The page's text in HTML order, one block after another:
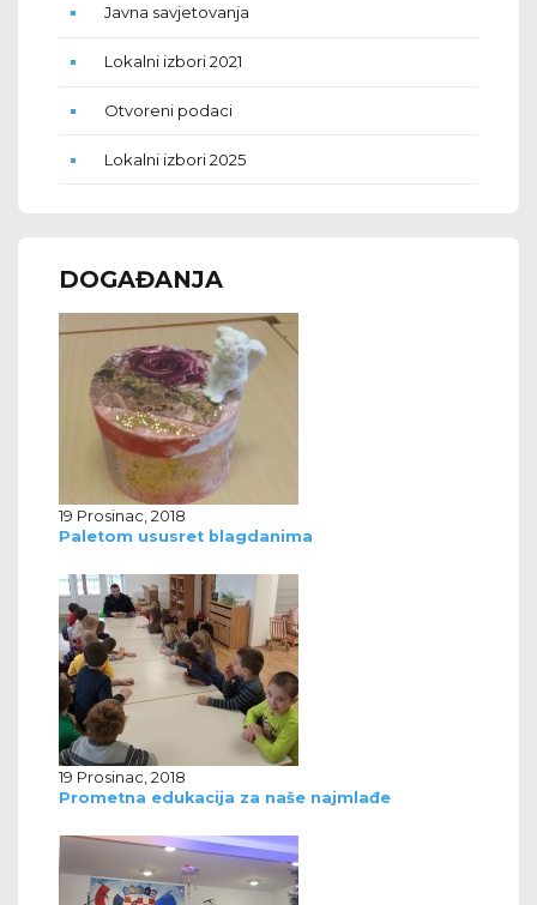
Javna savjetovanja
Lokalni izbori 2021
Otvoreni podaci
Lokalni izbori 2025
DOGAĐANJA
19 Prosinac, 2018
Paletom ususret blagdanima
19 Prosinac, 2018
Prometna edukacija za naše najmlađe